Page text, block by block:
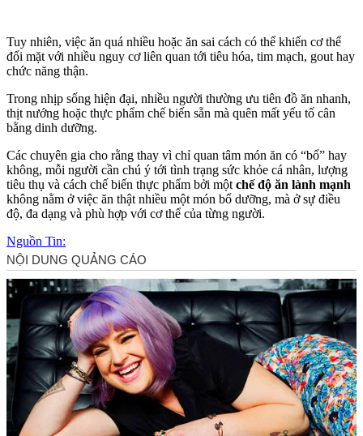
Tuy nhiên, việc ăn quá nhiều hoặc ăn sai cách có thể khiến c‌ơ th‌ể
đối mặt với nhiều nguy cơ liên quan tới tiêu hóa, tim mạch, gout hay
chức năng thận.
Trong nhịp sống hiện đại, nhiều người thường ưu tiên đồ ăn nhanh,
thịt nướng hoặc thực phẩm chế biến sẵn mà quên mất yếu tố cân
bằng dinh dưỡng.
Các chuyên gia cho rằng thay vì chỉ quan tâm món ăn có “bổ” hay
không, mỗi người cần chú ý tới tình trạng sức khỏe cá nhân, lượng
tiêu thụ và cách chế biến thực phẩm bởi một chế độ ăn lành mạnh
không nằm ở việc ăn thật nhiều một món bổ dưỡng, mà ở sự điều
độ, đa dạng và phù hợp với c‌ơ th‌ể của từng người.
Nguồn Tin: